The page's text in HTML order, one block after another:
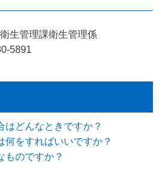
生管理課衛生管理係
5891
はどんなときですか？
何をすればいいですか？
ものですか？